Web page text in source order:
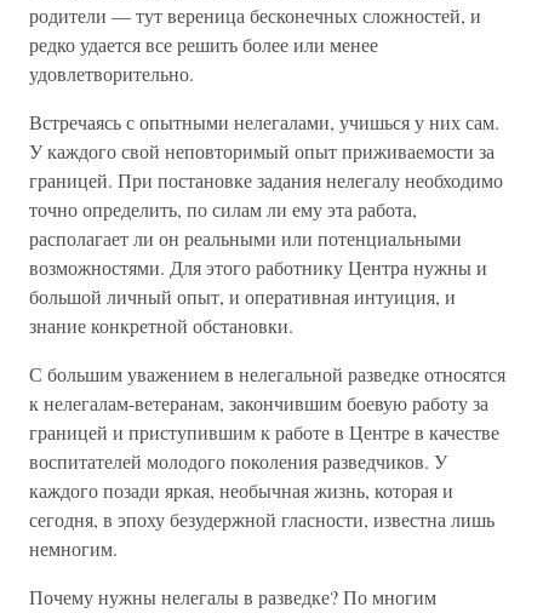
родители — тут вереница бесконечных сложностей, и
редко удается все решить более или менее
удовлетворительно.
Встречаясь с опытными нелегалами, учишься у них сам.
У каждого свой неповторимый опыт приживаемости за
границей. При постановке задания нелегалу необходимо
точно определить, по силам ли ему эта работа,
располагает ли он реальными или потенциальными
возможностями. Для этого работнику Центра нужны и
большой личный опыт, и оперативная интуиция, и
знание конкретной обстановки.
С большим уважением в нелегальной разведке относятся
к нелегалам-ветеранам, закончившим боевую работу за
границей и приступившим к работе в Центре в качестве
воспитателей молодого поколения разведчиков. У
каждого позади яркая, необычная жизнь, которая и
сегодня, в эпоху безудержной гласности, известна лишь
немногим.
Почему нужны нелегалы в разведке? По многим